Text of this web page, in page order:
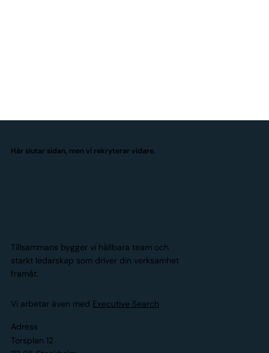
Här slutar sidan, men vi rekryterar vidare.
Tillsammans bygger vi hållbara team och
starkt ledarskap som driver din verksamhet
framåt.
Vi arbetar även med Executive Search
Adress
Torsplan 12